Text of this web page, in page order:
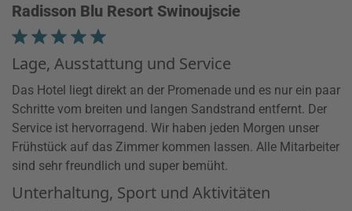
Radisson Blu Resort Swinoujscie
Lage, Ausstattung und Service
Das Hotel liegt direkt an der Promenade und es nur ein paar
Schritte vom breiten und langen Sandstrand entfernt. Der
Service ist hervorragend. Wir haben jeden Morgen unser
Frühstück auf das Zimmer kommen lassen. Alle Mitarbeiter
sind sehr freundlich und super bemüht.
Unterhaltung, Sport und Aktivitäten